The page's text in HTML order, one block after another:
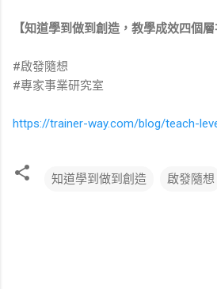
【知道學到做到創造，教學成效四個層
#啟發隨想
#專家事業研究室
https://trainer-way.com/blog/teach-
知道學到做到創造 啟發隨想